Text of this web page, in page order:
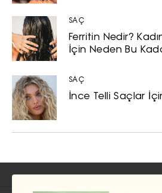
SAÇ
Ferritin Nedir?
İçin Neden Bu
SAÇ
İnce Telli Saçlar